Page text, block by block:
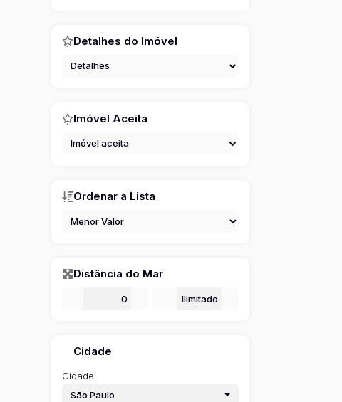
Detalhes do Imóvel
Detalhes
Imóvel Aceita
Imóvel aceita
Ordenar a Lista
Distância do Mar
Cidade
Cidade
São Paulo